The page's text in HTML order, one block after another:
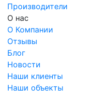
Производители
О нас
О Компании
Отзывы
Блог
Новости
Наши клиенты
Наши объекты